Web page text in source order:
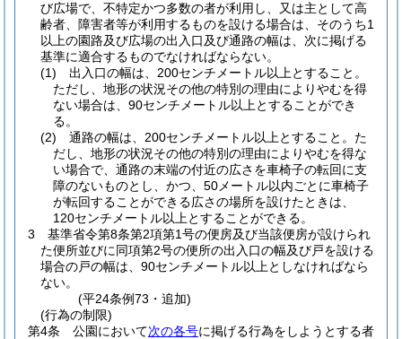
び広場で、不特定かつ多数の者が利用し、又は主として高
齢者、障害者等が利用するものを設ける場合は、そのうち1
以上の園路及び広場の出入口及び通路の幅は、次に掲げる
基準に適合するものでなければならない。
(1)
出入口の幅は、200センチメートル以上とすること。
ただし、地形の状況その他の特別の理由によりやむを得
ない場合は、90センチメートル以上とすることができ
る。
(2)
通路の幅は、200センチメートル以上とすること。 た
だし、地形の状況その他の特別の理由によりやむを得な
い場合で、通路の末端の付近の広さを車椅子の転回に支
障のないものとし、かつ、50メートル以内ごとに車椅子
が転回することができる広さの場所を設けたときは、
120センチメートル以上とすることができる。
3
基準省令第8条第2項第1号の便房及び当該便房が設けられ
た便所並びに同項第2号の便所の出入口の幅及び戸を設ける
場合の戸の幅は、90センチメートル以上としなければなら
ない。
(平24条例73・追加)
(行為の制限)
第4条
公園において次の各号に掲げる行為をしようとする者